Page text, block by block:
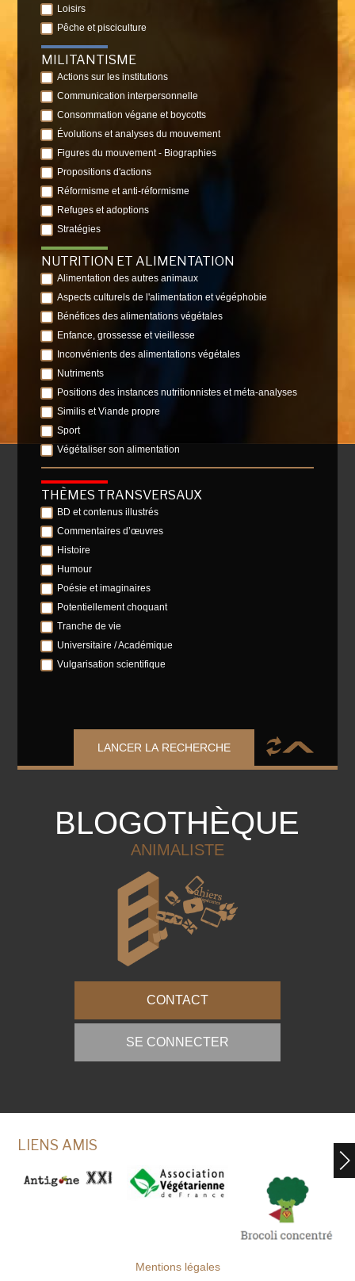
Loisirs
Pêche et pisciculture
MILITANTISME
Actions sur les institutions
Communication interpersonnelle
Consommation végane et boycotts
Évolutions et analyses du mouvement
Figures du mouvement - Biographies
Propositions d'actions
Réformisme et anti-réformisme
Refuges et adoptions
Stratégies
NUTRITION ET ALIMENTATION
Alimentation des autres animaux
Aspects culturels de l'alimentation et végéphobie
Bénéfices des alimentations végétales
Enfance, grossesse et vieillesse
Inconvénients des alimentations végétales
Nutriments
Positions des instances nutritionnistes et méta-analyses
Similis et Viande propre
Sport
Végétaliser son alimentation
THÈMES TRANSVERSAUX
BD et contenus illustrés
Commentaires d’œuvres
Histoire
Humour
Poésie et imaginaires
Potentiellement choquant
Tranche de vie
Universitaire / Académique
Vulgarisation scientifique
LANCER LA RECHERCHE
BLOGOTHÈQUE
ANIMALISTE
CONTACT
SE CONNECTER
LIENS AMIS
Mentions légales